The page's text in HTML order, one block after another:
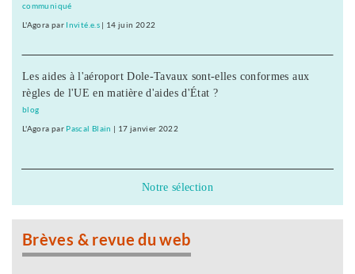
communiqué
L'Agora par Invité.e.s| 14 juin 2022
Les aides à l'aéroport Dole-Tavaux sont-elles conformes aux
règles de l'UE en matière d'aides d'État ?
blog
L'Agora par Pascal Blain | 17 janvier 2022
Notre sélection
Brèves & revue du web